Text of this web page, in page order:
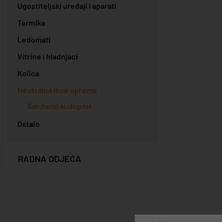
Ugostiteljski uređaji i aparati
Termika
Ledomati
Vitrine i hladnjaci
Kolica
Neutralna inox oprema
Sanitarni sudoperi
Ostalo
RADNA ODJEĆA